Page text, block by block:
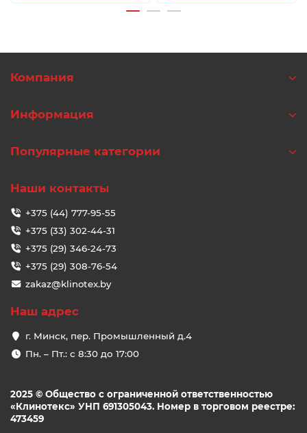
Компания
Информация
Популярные категории
Наши контакты
+375 (44) 777-95-55
+375 (33) 302-44-31
+375 (29) 346-24-73
+375 (29) 308-76-54
zakaz@klinotex.by
Наш адрес
г. Минск, пер. Промышленный д.4
Пн. – Пт.: с 8:30 до 17:00
2025 © Общество с ограниченной ответственностью
«Клинотекс» УНП 691305043. Номер в торговом реестре:
473459